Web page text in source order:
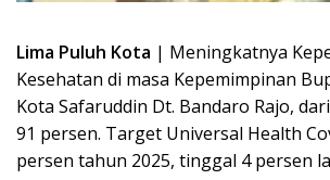
Lima Puluh Kota | Meningkatnya
Kesehatan di masa Kepemimpinan
Kota Safaruddin Dt. Bandaro Rajo,
91 persen. Target Universal Health
persen tahun 2025, tinggal 4 persen